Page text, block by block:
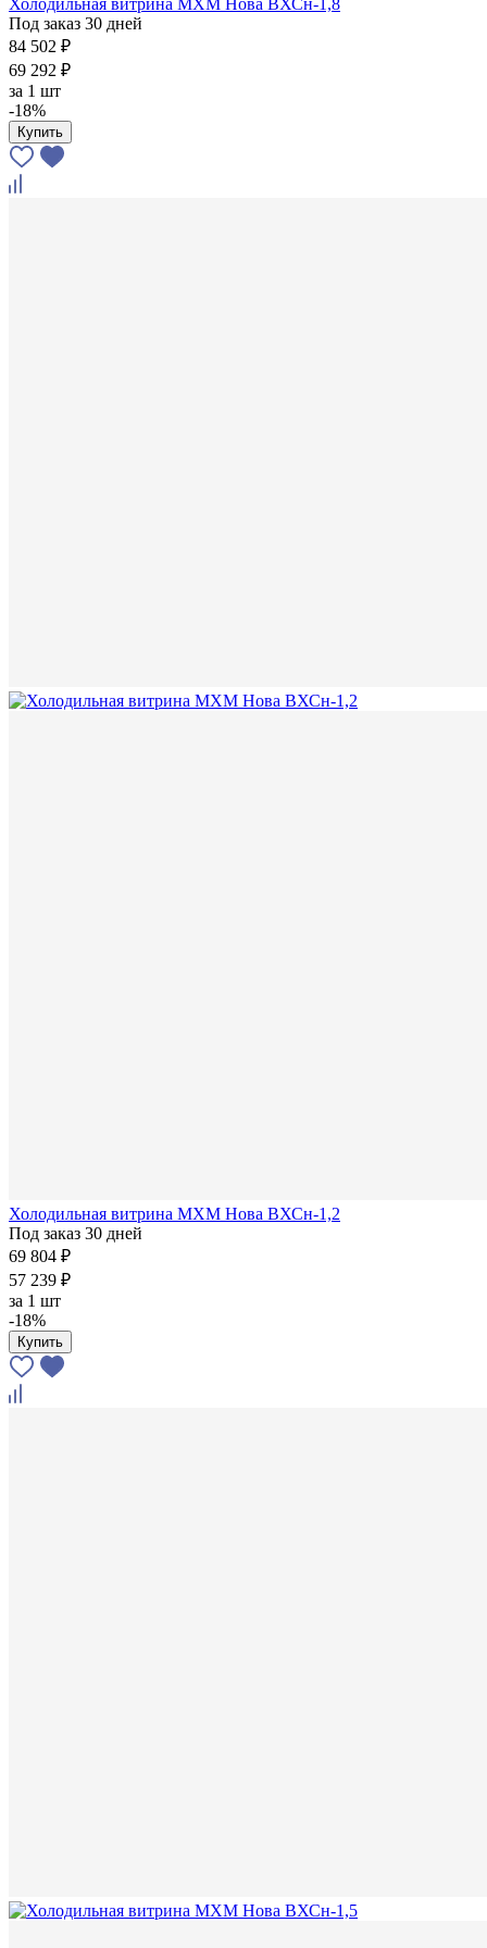
Холодильная витрина МХМ Нова ВХСн-1,8
Под заказ 30 дней
84 502 ₽
69 292 ₽
за 1 шт
-18%
Купить
Холодильная витрина МХМ Нова ВХСн-1,2
Под заказ 30 дней
69 804 ₽
57 239 ₽
за 1 шт
-18%
Купить